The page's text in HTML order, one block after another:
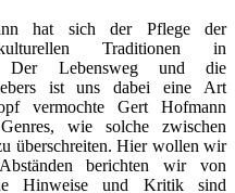
hat sich der Pflege der
Traditionen in
Der Lebensweg und die
ist uns dabei eine Art
vermochte Gert Hofmann
wie solche zwischen
überschreiten. Hier wollen wir
berichten wir von
Hinweise und Kritik sind